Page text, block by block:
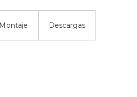
Montaje Descargas